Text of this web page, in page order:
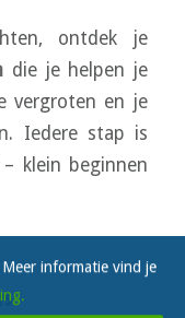
ontdek je
die je helpen je
vergroten en je
Iedere stap is
klein beginnen
informatie vind je